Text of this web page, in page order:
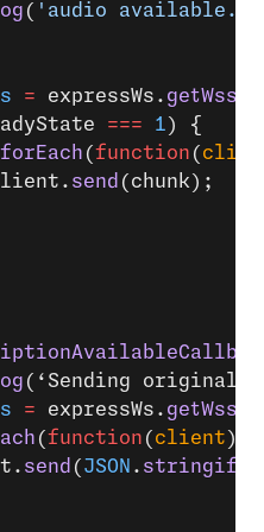
( 'audio available.
= expressWs. getWss
=== 1 ) {
forEach (function (
send (chunk);
(‘Sending original
= expressWs. getWss
(function ( client ) {
send ( JSON . stringify